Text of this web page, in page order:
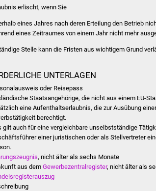
erlischt, wenn Sie
eines Jahres nach deren Erteilung den Betrieb
eines Zeitraumes von einem Jahr nicht mehr
Stelle kann die Fristen aus wichtigem Grund
UNTERLAGEN
oder Reisepass
Staatsangehörige, die nicht aus einem EU-
eine Aufenthaltserlaubnis, die zur Ausübung
berechtigt.
gilt auch für eine vergleichbare unselbstständige
einer juristischen oder als Stellvertreter
, nicht älter als sechs Monate
aus demGewerbezentralregister, nicht älter als